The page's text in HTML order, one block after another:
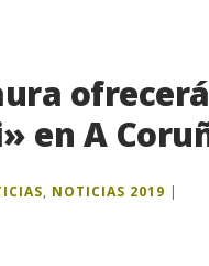
en A
, NOTICIAS 2019 |